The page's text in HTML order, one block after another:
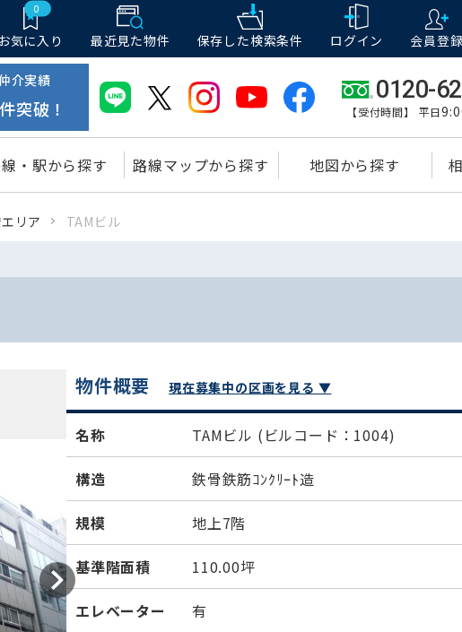
0
気に入り 最近見た物件 保存した検索条件 ログイン 会員登録
介実績
件突破！
0120-
【受付時間】 平日
・駅から探す 路線マップから探す 地図から探す
リア TAMビル
物件概要 現在募集中の区画を見る ▼
名称 TAMビル (ビルコード：1004)
構造 鉄骨鉄筋ｺﾝｸﾘｰﾄ造
規模 地上7階
基準階面積 110.00坪
エレベーター 有